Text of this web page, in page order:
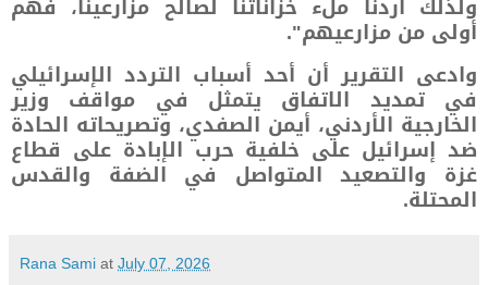
أولى من مزارعيهم".
وادعى التقرير أن أحد أسباب التردد الإسرائيلي
في تمديد الاتفاق يتمثل في مواقف وزير
الخارجية الأردني، أيمن الصفدي، وتصريحاته الحادة
ضد إسرائيل على خلفية حرب الإبادة على قطاع
غزة والتصعيد المتواصل في الضفة والقدس
المحتلة.
Rana Sami at July 07, 2026